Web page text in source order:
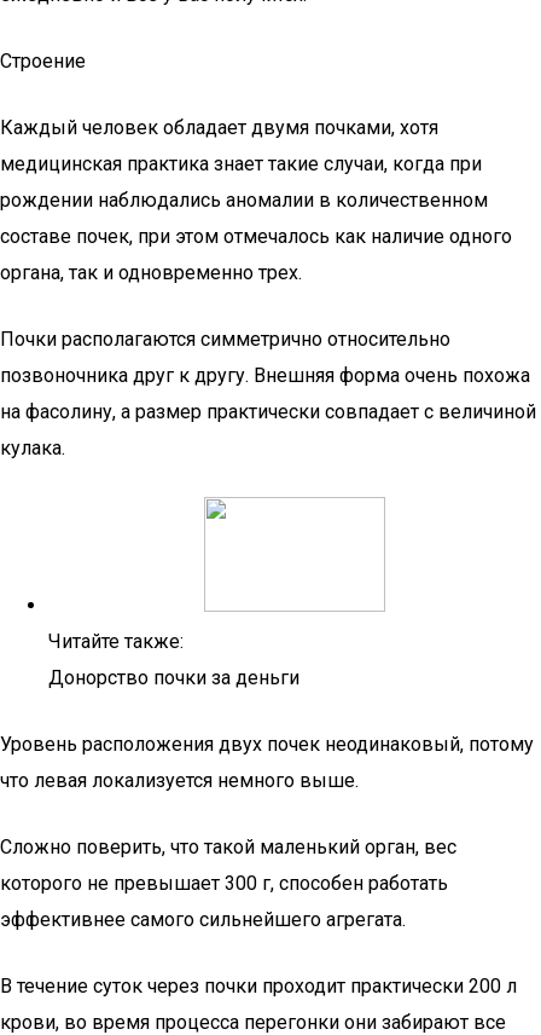
Строение
Каждый человек обладает двумя почками, хотя
медицинская практика знает такие случаи, когда при
рождении наблюдались аномалии в количественном
составе почек, при этом отмечалось как наличие одного
органа, так и одновременно трех.
Почки располагаются симметрично относительно
позвоночника друг к другу. Внешняя форма очень похожа
на фасолину, а размер практически совпадает с величиной
кулака.
Читайте также:
Донорство почки за деньги
Уровень расположения двух почек неодинаковый, потому
что левая локализуется немного выше.
Сложно поверить, что такой маленький орган, вес
которого не превышает 300 г, способен работать
эффективнее самого сильнейшего агрегата.
В течение суток через почки проходит практически 200 л
крови, во время процесса перегонки они забирают все